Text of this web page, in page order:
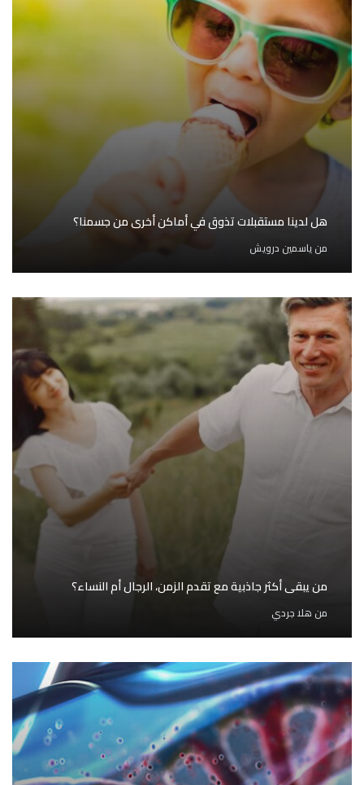
هل لدينا مستقبلات تذوق في أماكن أخرى من جسمنا؟
منياسمين درويش
من يبقى أكثر جاذبية مع تقدم الزمن، الرجال أم النساء؟
من هلا جردي